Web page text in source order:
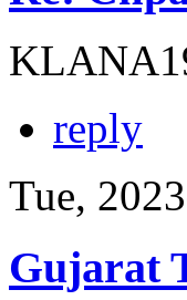
reply
Tue,
Gujarat